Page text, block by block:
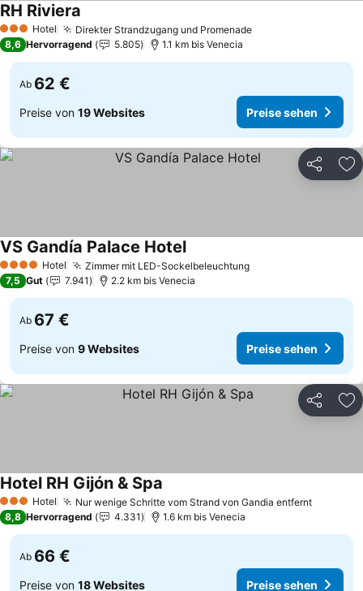
3 SterneHotel Direkter Strandzugang und PromenadePreise sehen
RH Riviera
8,6 Hervorragend 5.805 1.1 km bis Venecia
Ab 62 €
Preise von 19 Websites Preise sehen
Teilen
4 Sterne Hotel Zimmer mit LED-SockelbeleuchtungPreise sehen
VS Gandía Palace HotelPreise sehen
7,5 Gut 7.941 2.2 km bis Venecia
Ab 67 €
Preise von 9 Websites Preise sehen
Teilen
3 SterneHotel Nur wenige Schritte vom Strand von Gandia entferntPreise
Hotel RH Gijón & Spa
8,8 Hervorragend 4.331 1.6 km bis Venecia
Ab 66 €
Preise von 18 Websites Preise sehen